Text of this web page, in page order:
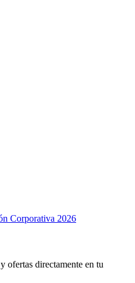
Corporativa 2026
ofertas directamente en tu